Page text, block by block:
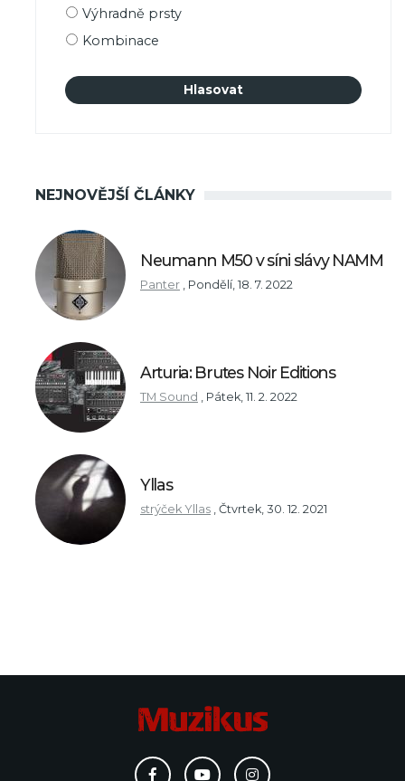
Výhradně prsty
Kombinace
NEJNOVĚJŠÍ ČLÁNKY
Neumann M50 v síni slávy NAMM
Panter , Pondělí, 18. 7. 2022
Arturia: Brutes Noir Editions
TM Sound , Pátek, 11. 2. 2022
Yllas
strýček Yllas , Čtvrtek, 30. 12. 2021